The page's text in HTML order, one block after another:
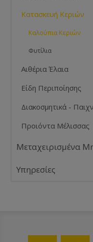
Κατασκευή Κεριών
Καλούπια Κεριών
Φυτίλια
Αιθέρια Έλαια
Είδη Περιποίησης
Διακοσμητικά -
Προιόντα Μέλισσας
Μεταχειρισμένα
Υπηρεσίες